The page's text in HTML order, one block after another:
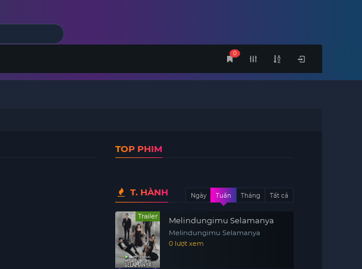
0
TOP PHIM
T. HÀNH Ngày Tuần Tháng Tất cả
Trailer Melindungimu Selamanya
Melindungimu Selamanya
0 lượt xem